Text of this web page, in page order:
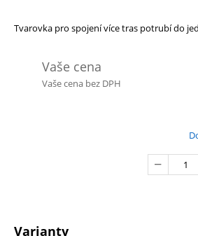
Tvarovka pro spojení více tras potrubí do
Vaše cena
Vaše cena bez DPH
Varianty